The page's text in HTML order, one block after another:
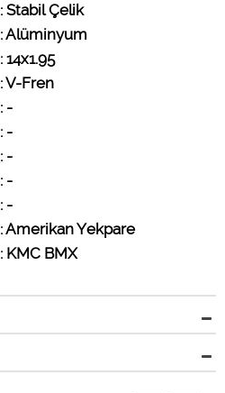
: Stabil Çelik
: Alüminyum
: 14x1.95
: V-Fren
: -
: -
: -
: -
: -
: Amerikan Yekpare
: KMC BMX